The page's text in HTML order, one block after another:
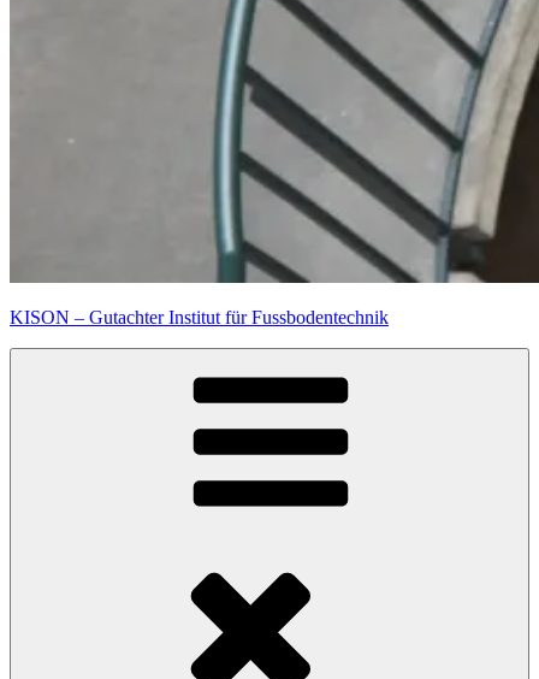
KISON – Gutachter Institut für Fussbodentechnik